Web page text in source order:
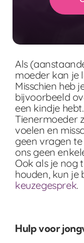
Als
moeder kan je
Misschien heb
bijvoorbeeld
een kindje
Tienermoeder
voelen en
geen vragen te
ons geen
Ook als je nog
houden, kun je
keuzegesprek.
Hulp voor